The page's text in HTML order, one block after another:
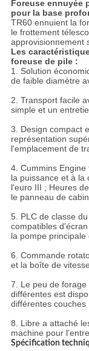
Foreuse ennuyée
pour la base
TR60 ennuient la
le frottement
approvisionnement
Les
foreuse de pile :
1. Solution
de faible diamètre
2. Transport facile
simple et un
3. Design compact
représentation
l'emplacement de
4. Cummins
la puissance et à la
l'euro III ; Heures
le panneau de
5. PLC de classe
compatibles
la pompe principale
6. Commande
et la boîte de
7. Le peu de
différentes est
différentes couches
8. Libre a attaché
machine pour
Spécification